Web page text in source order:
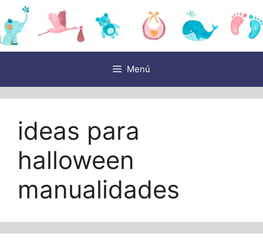
Saltar
al
contenido
Menú
ideas para
halloween
manualidades